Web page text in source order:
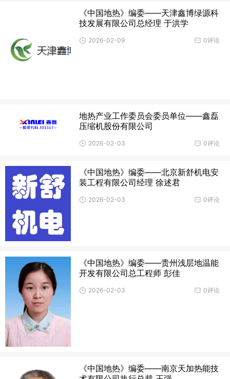
《中国地热》编委——天津鑫博绿源科
技发展有限公司总经理 于洪学
0评论
2026-02-09
地热产业工作委员会委员单位——鑫磊
压缩机股份有限公司
0评论
2026-02-03
《中国地热》编委——北京新舒机电安
装工程有限公司经理 徐述君
0评论
2026-02-03
《中国地热》编委——贵州浅层地温能
开发有限公司总工程师 彭佳
0评论
2026-02-03
《中国地热》编委——南京天加热能技